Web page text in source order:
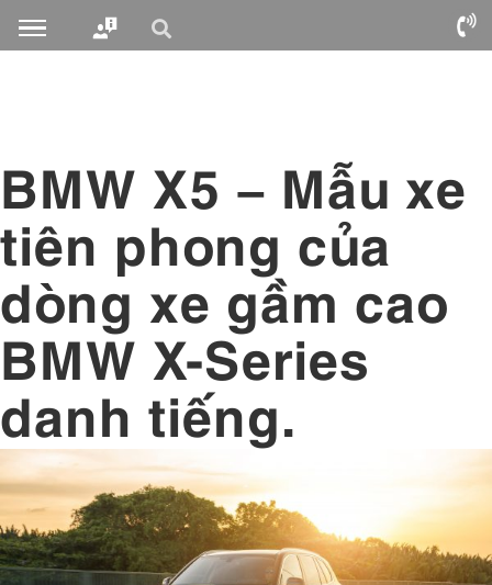
BMW X5 – Mẫu xe
tiên phong của
dòng xe gầm cao
BMW X-Series
danh tiếng.